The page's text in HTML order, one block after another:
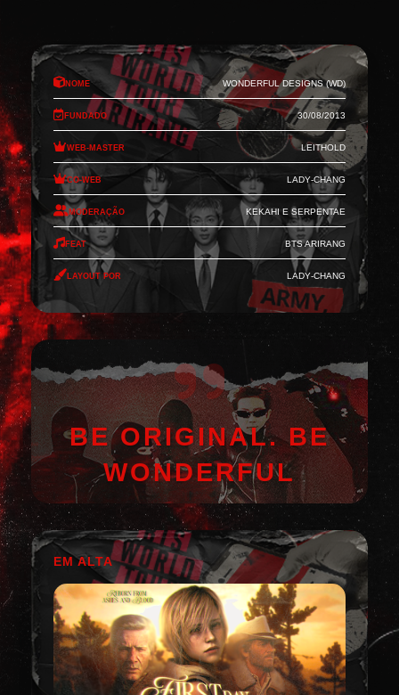
Nome Wonderful Designs (WD)
Fundado 30/08/2013
Web-Master Leithold
Co-Web Lady-Chang
Moderação Kekahi e Serpentae
Feat BTS Arirang
Layout por Lady-Chang
BE ORIGINAL. BE
WONDERFUL
EM ALTA